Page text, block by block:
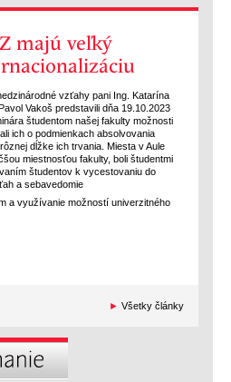
majú veľký
vzťahy pani Ing. Katarína
Vakoš predstavili dňa 19.10.2023
študentom našej fakulty možnosti
ich o podmienkach absolvovania
dĺžke ich trvania. Miesta v Aule
miestnosťou fakulty, boli študentmi
študentov k vycestovaniu do
a sebavedomie
a využívanie možností univerzitného
► Všetky články